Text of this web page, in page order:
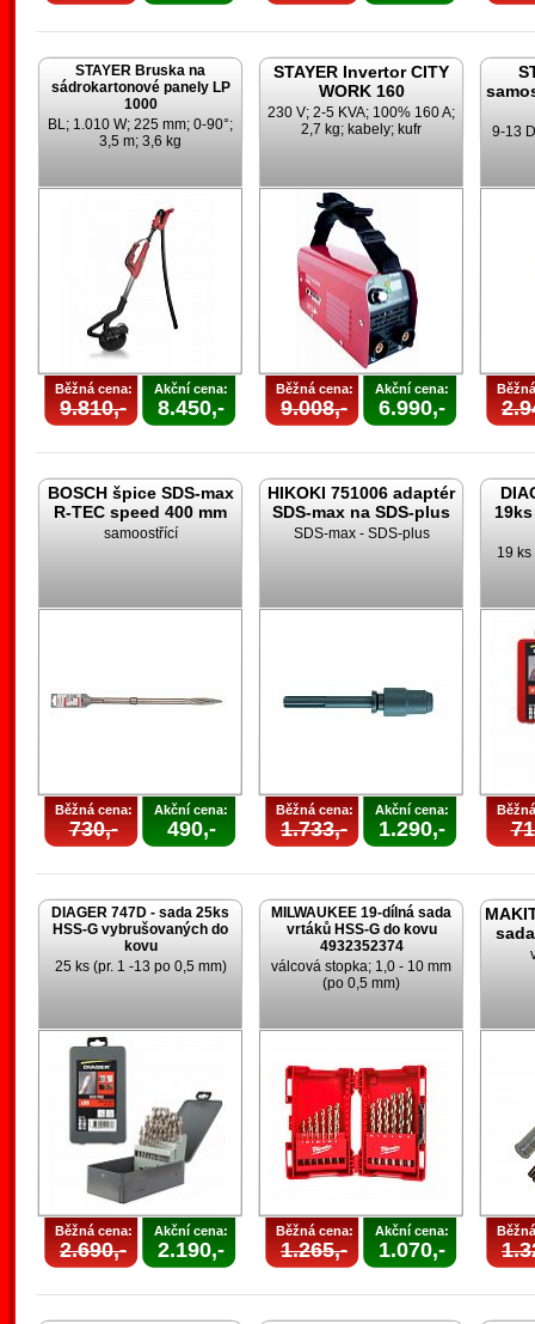
STAYER Bruska na
sádrokartonové panely LP
1000
BL; 1.010 W; 225 mm; 0-90°;
3,5 m; 3,6 kg
Běžná cena:
9.810,-
Akční cena:
8.450,-
STAYER Invertor CITY
WORK 160
230 V; 2-5 KVA; 100% 160 A;
2,7 kg; kabely; kufr
Běžná cena:
9.008,-
Akční cena:
6.990,-
9-13
BOSCH špice SDS-max
R-TEC speed 400 mm
samoostřící
Běžná cena:
730,-
Akční cena:
490,-
HIKOKI 751006 adaptér
SDS-max na SDS-plus
SDS-max - SDS-plus
Běžná cena:
1.733,-
Akční cena:
1.290,-
19 ks
DIAGER 747D - sada 25ks
HSS-G vybrušovaných do
kovu
25 ks (pr. 1 -13 po 0,5 mm)
Běžná cena:
2.690,-
Akční cena:
2.190,-
MILWAUKEE 19-dílná sada
vrtáků HSS-G do kovu
4932352374
válcová stopka; 1,0 - 10 mm
(po 0,5 mm)
Běžná cena:
1.265,-
Akční cena:
1.070,-